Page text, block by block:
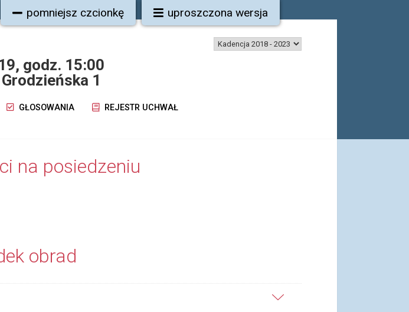
pomniejsz czcionkę uproszczona wersja
godz. 15:00
1
GŁOSOWANIA
REJESTR UCHWAŁ
na posiedzeniu
obrad